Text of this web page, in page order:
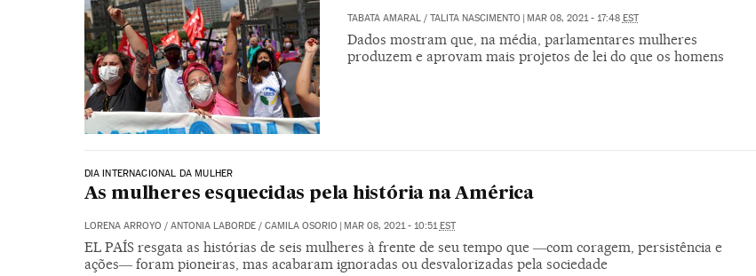
TABATA AMARAL/ TALITA NASCIMENTO | MAR 08, 2021 - 17:48 EST
Dados mostram que, na média, parlamentares mulheres
produzem e aprovam mais projetos de lei do que os homens
DIA INTERNACIONAL DA MULHER
As mulheres esquecidas pela história na América
LORENA ARROYO / ANTONIA LABORDE/ CAMILA OSORIO MAR 08, 2021 - 10:51 EST
EL PAÍS resgata as histórias de seis mulheres à frente de seu tempo que ―com coragem, persistência e
ações― foram pioneiras, mas acabaram ignoradas ou desvalorizadas pela sociedade